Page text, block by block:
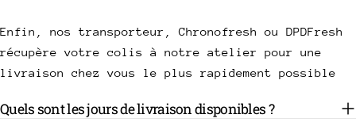
Enfin, nos transporteur, Chronofresh ou DPDFresh
récupère votre colis à notre atelier pour une
livraison chez vous le plus rapidement possible
Quels sont les jours de livraison disponibles ?